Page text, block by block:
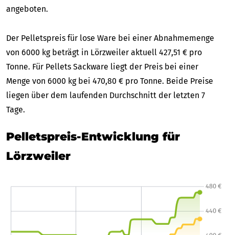
angeboten.
Der Pelletspreis für lose Ware bei einer Abnahmemenge
von 6000 kg beträgt in Lörzweiler aktuell 427,51 € pro
Tonne. Für Pellets Sackware liegt der Preis bei einer
Menge von 6000 kg bei 470,80 € pro Tonne. Beide Preise
liegen über dem laufenden Durchschnitt der letzten 7
Tage.
Pelletspreis-Entwicklung für
Lörzweiler